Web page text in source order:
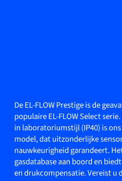
De EL-FLOW Prestige is de
populaire EL-FLOW Select
in laboratoriumstijl (IP40) is
model, dat uitzonderlijke
nauwkeurigheid garandeert.
gasdatabase aan boord en
en drukcompensatie. Vereist u